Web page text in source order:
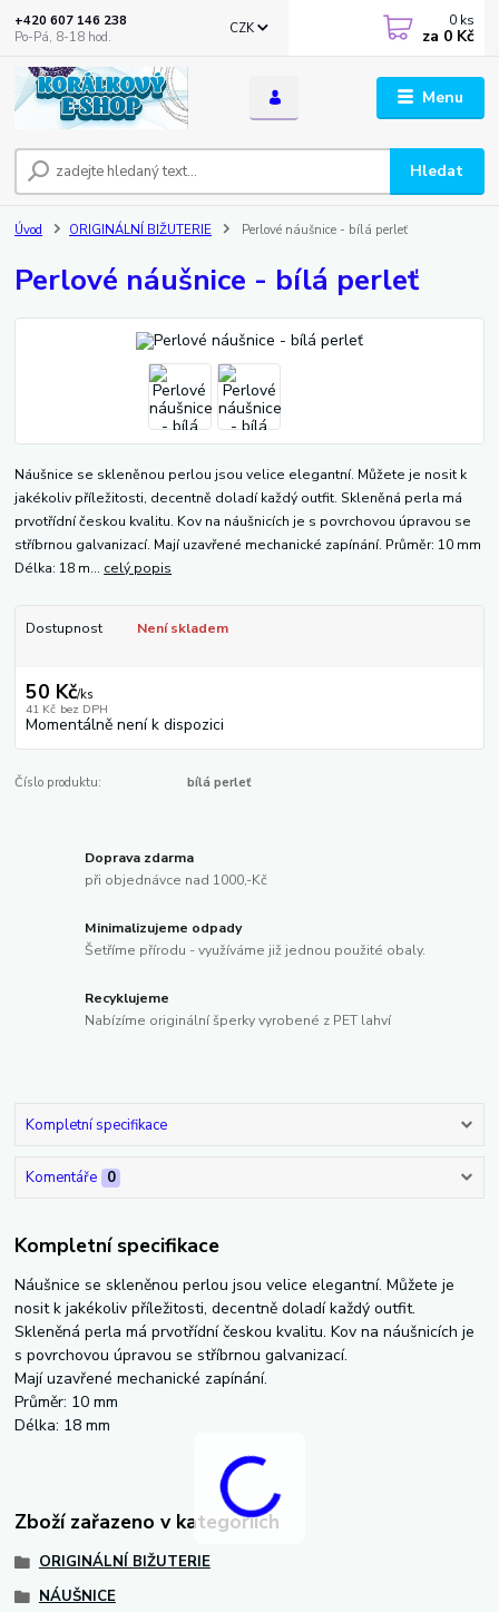
Menu
CZK
Hledat
+420 607 146 238
Po-Pá, 8-18 hod.
0 ks
za 0 Kč
Úvod ORIGINÁLNÍ BIŽUTERIE Perlové náušnice - bílá perleť
Perlové náušnice - bílá perleť
Náušnice se skleněnou perlou jsou velice elegantní. Můžete je nosit k
jakékoliv příležitosti, decentně doladí každý outfit. Skleněná perla má
prvotřídní českou kvalitu. Kov na náušnicích je s povrchovou úpravou se
stříbrnou galvanizací. Mají uzavřené mechanické zapínání. Průměr: 10 mm
Délka: 18 m... celý popis
Dostupnost Není skladem
50 Kč/ks
41 Kč bez DPH
Momentálně není k dispozici
Číslo produktu: bílá perleť
Doprava zdarma
při objednávce nad 1000,-Kč
Minimalizujeme odpady
Šetříme přírodu - využíváme již jednou použité obaly.
Recyklujeme
Nabízíme originální šperky vyrobené z PET lahví
Kompletní specifikace
Komentáře 0
Kompletní specifikace
Náušnice se skleněnou perlou jsou velice elegantní. Můžete je
nosit k jakékoliv příležitosti, decentně doladí každý outfit.
Skleněná perla má prvotřídní českou kvalitu. Kov na náušnicích je
s povrchovou úpravou se stříbrnou galvanizací.
Mají uzavřené mechanické zapínání.
Průměr: 10 mm
Délka: 18 mm
Zboží zařazeno v kategoriích
ORIGINÁLNÍ BIŽUTERIE
NÁUŠNICE